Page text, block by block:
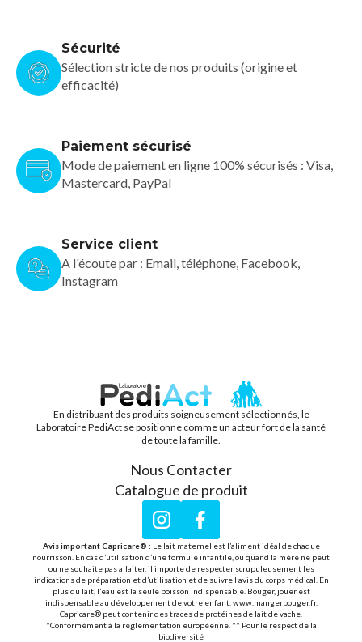
Sécurité
Sélection stricte de nos produits (origine et
efficacité)
Paiement sécurisé
Mode de paiement en ligne 100% sécurisés : Visa,
Mastercard, PayPal
Service client
A l'écoute par : Email, téléphone, Facebook,
Instagram
PEDIACT
En distribuant des produits soigneusement sélectionnés, le
Laboratoire PediAct se positionne comme un acteur fort de la santé
de toute la famille.
Nous Contacter
Catalogue de produit
InstagramFacebook
Avis important Capricare® : Le lait maternel est l’aliment idéal de chaque
nourrisson. En cas d’utilisation d’une formule infantile, ou quand la mère ne peut
ou ne souhaite pas allaiter, il importe de respecter scrupuleusement les
indications de préparation et d’utilisation et de suivre l’avis du corps médical. En
plus du lait, l’eau est la seule boisson indispensable. Bouger, jouer est
indispensable au développement de votre enfant. www.mangerbouger.fr.
Capricare® peut contenir des traces de protéines de lait de vache.
*Conformément à la réglementation européenne. ** Pour le respect de la
biodiversité